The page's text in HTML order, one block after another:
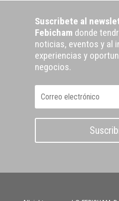
Suscribete al
Febicham donde
noticias, eventos y al
experiencias y
negocios.